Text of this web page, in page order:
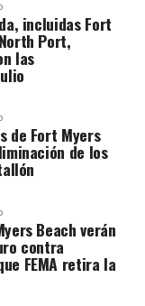
incluidas Fort
Port,
las
de Fort Myers
de los
Beach verán
contra
FEMA retira la